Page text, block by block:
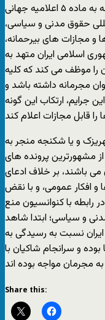
ماده ۴ کنوانسيون منع شکنجه که با توجه به ماده ۵ اعلاميه جهانى
بين المللى حقوق مدنى و سياسى،
مجازات هاى بيرحمانه،
اسلامى ايران متهد به
را موظف مى کند که کليه
مجرمانه داشته باشد و
جرايم، ارتکاب اين گونه
و یا شکنجه منجر به
مشهورترين پرونده هاى
باشند، بر خلاف ادعاى
و افکار عمومى، و با نقض
رابطه با کنوانسيون منع
و سياسى؛ ابتدا شاهد
نسبت به رسيدگى به
و سرانجام شاکيان با
Share this: